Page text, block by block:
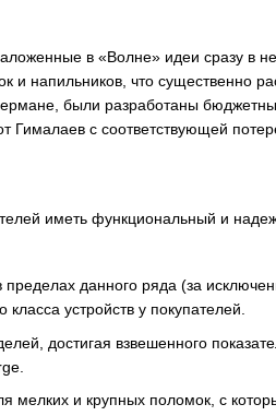
в «Волне» идеи сразу в
и напильников, что существенно
были разработаны
с соответствующей
иметь функциональный и
данного ряда (за
устройств у покупателей.
достигая взвешенного
и крупных поломок, с